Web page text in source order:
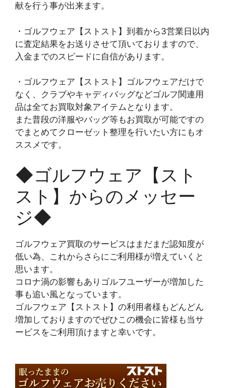
献を行う事が出来ます。
・ゴルフウェア【ストスト】到着から3営業日以内
に査定結果をお送りさせて頂いておりますので、
入金までのスピードに自信があります。
・ゴルフウェア【ストスト】ゴルフウェアだけで
なく、クラブやキャディバッグなどゴルフ関連用
品は全てお買取対象アイテムとなります。
また普段の洋服やバッグ等もお買取が可能ですの
でまとめてクローゼット整理を行いたい方にもオ
ススメです。
◆ゴルフウェア【スト
スト】からのメッセー
ジ◆
ゴルフウェア買取のサービスはまだまだ認知度が
低い為、これからさらにご利用様が増えていくと
思います。
コロナ渦の影響もありゴルフユーザーが増加した
事も追い風となっています。
ゴルフウェア【ストスト】の利用者様もどんどん
増加しておりますのでぜひこの機会に皆様も当サ
ービスをご利用頂けますと幸いです。